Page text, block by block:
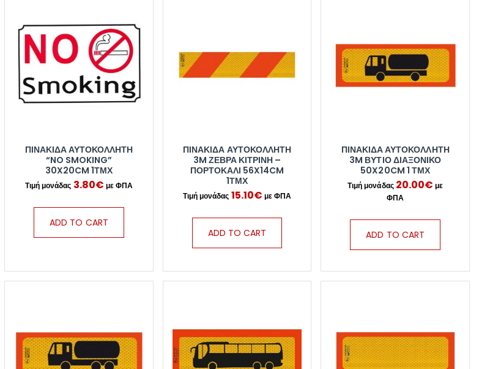
ΠΙΝΑΚΊΔΑ ΑΥΤΟΚΌΛΛΗΤΗ
“NO SMOKING”
30X20CM 1ΤΜΧ
3.80€
ADD TO CART
ΠΙΝΑΚΊΔΑ ΑΥΤΟΚΌΛΛΗΤΗ
3M ΖΈΒΡΑ ΚΊΤΡΙΝΗ –
ΠΟΡΤΟΚΑΛΊ 56X14CM
1ΤΜΧ
15.10€
ADD TO CART
ΠΙΝΑΚΊΔΑ ΑΥΤΟΚΌΛΛΗΤΗ
3M ΒΥΤΊΟ ΔΙΑΞΟΝΙΚΌ
50X20CM 1 ΤΜΧ
20.00€
ADD TO CART